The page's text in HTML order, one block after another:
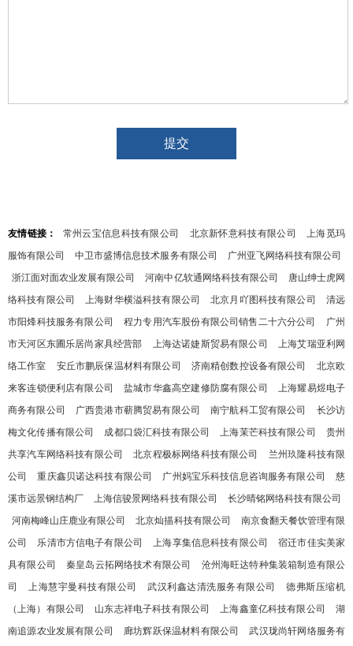
友情链接： 常州云宝信息科技有限公司 北京新怀意科技有限公司
上海觅玛
服饰有限公司
中卫市盛博信息技术服务有限公司
广州亚飞网络科技有限公司
浙江面对面农业发展有限公司
河南中亿软通网络科技有限公司
唐山绅士虎网
络科技有限公司
上海财华横溢科技有限公司 北京月吖图科技有限公司
清远
市阳烽科技服务有限公司
程力专用汽车股份有限公司销售二十六分公司
广州
市天河区东圃乐居尚家具经营部
上海达诺婕斯贸易有限公司
上海艾瑞亚利网
络工作室
安丘市鹏辰保温材料有限公司 济南精创数控设备有限公司
北京欧
来客连锁便利店有限公司
盐城市华鑫高空建修防腐有限公司
上海耀易煜电子
商务有限公司
广西贵港市蕲腾贸易有限公司 南宁航科工贸有限公司
长沙访
梅文化传播有限公司
成都口袋汇科技有限公司 上海茉芒科技有限公司
贵州
共享汽车网络科技有限公司
北京程极标网络科技有限公司
兰州玖隆科技有限
公司
重庆鑫贝诺达科技有限公司 广州妈宝乐科技信息咨询服务有限公司
慈
溪市远景钢结构厂
上海信骏景网络科技有限公司
长沙晴铭网络科技有限公司
河南梅峰山庄鹿业有限公司
北京灿描科技有限公司
南京食翻天餐饮管理有限
公司
乐清市方信电子有限公司 上海享集信息科技有限公司
宿迁市佳实美家
具有限公司
秦皇岛云拓网络技术有限公司
沧州海旺达特种集装箱制造有限公
司
上海慧宇曼科技有限公司 武汉利鑫达清洗服务有限公司
德弗斯压缩机
（上海）有限公司
山东志祥电子科技有限公司 上海鑫童亿科技有限公司
湖
南追源农业发展有限公司
廊坊辉跃保温材料有限公司 武汉珑尚轩网络服务有